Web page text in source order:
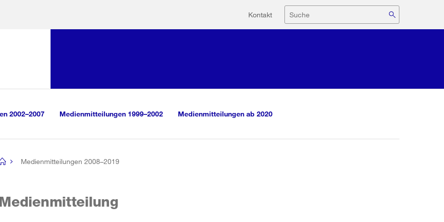
Hilfsnavigation
Kontakt Suche
2002–2007 Medienmitteilungen 1999–2002 Medienmitteilungen ab 2020
Medienmitteilungen 2008–2019